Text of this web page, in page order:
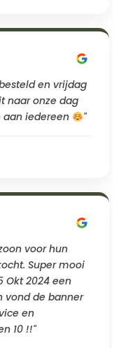
en vrijdag
naar onze dag
iedereen
"
voor hun
Super mooi
Okt 2024 een
vond de banner
en
10 !!"